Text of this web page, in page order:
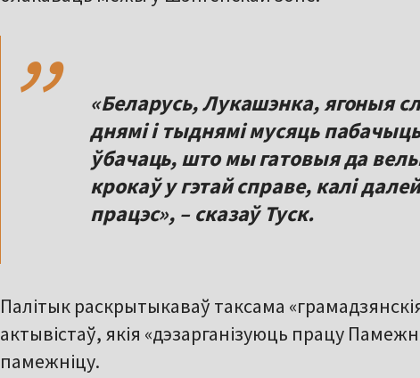
,,
«Беларусь, Лукашэнка, ягоныя
днямі і тыднямі мусяць
ўбачаць, што мы гатовыя да
крокаў у гэтай справе, калі
працэс», – сказаў Туск.
Палітык раскрытыкаваў таксама
актывістаў, якія «дэзарганізуюць працу
памежніцу.